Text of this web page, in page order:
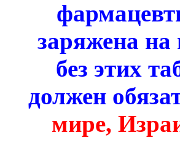
заряжена на
без этих
должен
мире,